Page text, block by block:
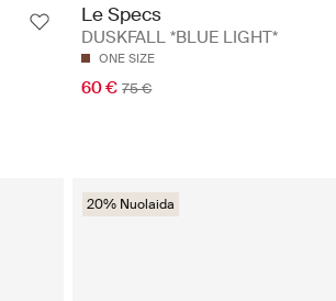
Le Specs
DUSKFALL *BLUE LIGHT*
ONE SIZE
60 € 75 €
20% Nuolaida